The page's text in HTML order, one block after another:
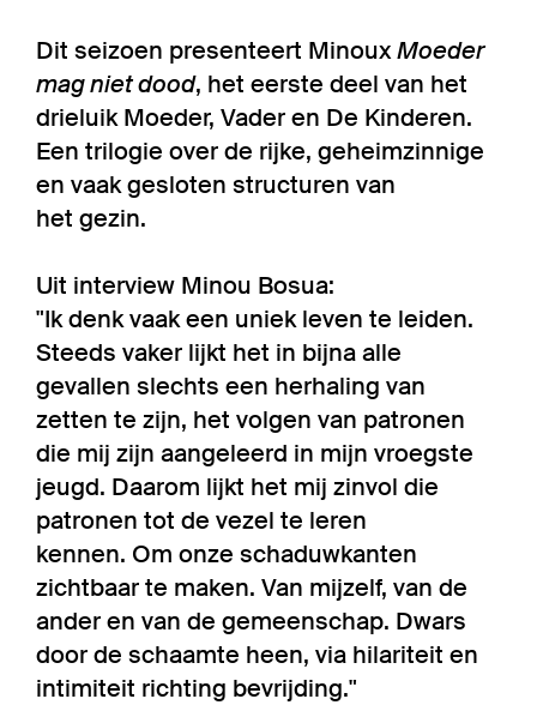
Dit seizoen presenteert MinouxMoeder
mag niet dood, het eerste deel van het
drieluik Moeder, Vader en De Kinderen.
Een trilogie over de rijke, geheimzinnige
en vaak gesloten structuren van
het gezin.
Uit interview Minou Bosua:
"Ik denk vaak een uniek leven te leiden.
Steeds vaker lijkt het in bijna alle
gevallen slechts een herhaling van
zetten te zijn, het volgen van patronen
die mij zijn aangeleerd in mijn vroegste
jeugd. Daarom lijkt het mij zinvol die
patronen tot de vezel te leren
kennen. Om onze schaduwkanten
zichtbaar te maken. Van mijzelf, van de
ander en van de gemeenschap. Dwars
door de schaamte heen, via hilariteit en
intimiteit richting bevrijding."